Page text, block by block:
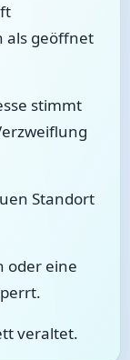
als geöffnet
stimmt
Standort
oder eine
veraltet.